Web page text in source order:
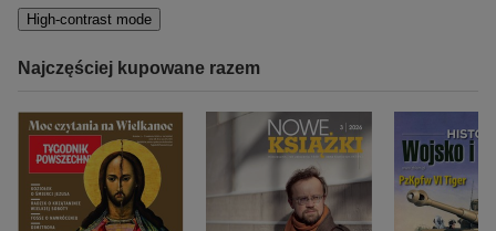
High-contrast mode
Najczęściej kupowane razem